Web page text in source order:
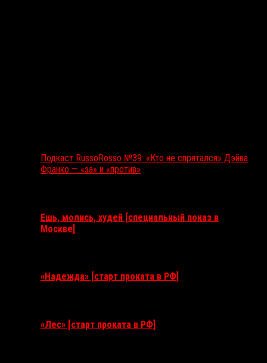
Подкаст RussoRosso №39: «Кто не спрятался» Дэйва
Франко — «за» и «против»
Ешь, молись, худей [специальный показ в
Москве]
«Надежда» [старт проката в РФ]
«Лес» [старт проката в РФ]